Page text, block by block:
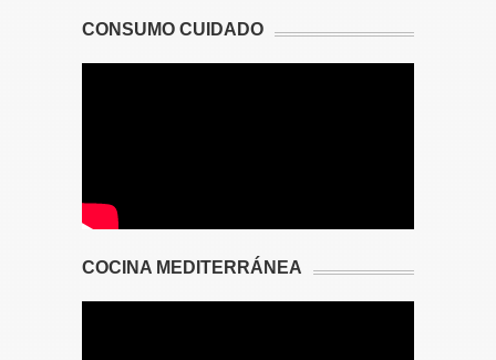
CONSUMO CUIDADO
COCINA MEDITERRÁNEA